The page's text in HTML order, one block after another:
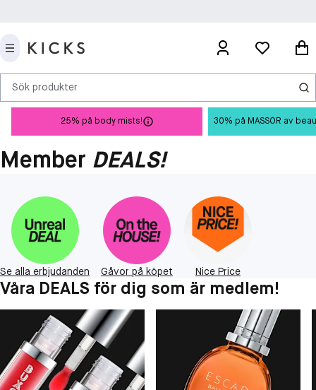
Sök produkter
25% på body mists! 30% på MASSOR av
Member DEALS!
Se alla erbjudanden Gåvor på köpet Nice Price
Våra DEALS för dig som är medlem!